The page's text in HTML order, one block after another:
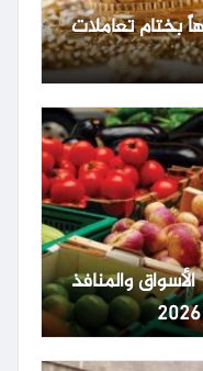
في مصر 40 جنيهاً بختام تعاملات
والمنافذ